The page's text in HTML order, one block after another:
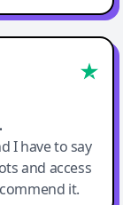
I have to say
and access
it.